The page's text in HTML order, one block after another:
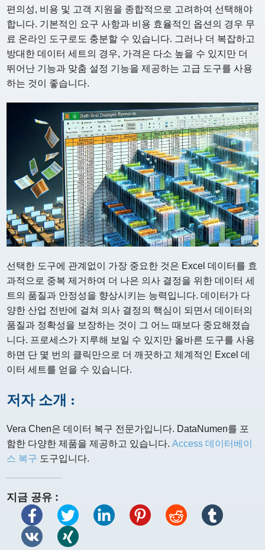
편의성, 비용 및 고객 지원을 종합적으로 고려하여 선택해야
합니다. 기본적인 요구 사항과 비용 효율적인 옵션의 경우 무
료 온라인 도구로도 충분할 수 있습니다. 그러나 더 복잡하고
방대한 데이터 세트의 경우, 가격은 다소 높을 수 있지만 더
뛰어난 기능과 ​​맞춤 설정 기능을 제공하는 고급 도구를 사용
하는 것이 좋습니다.
선택한 도구에 관계없이 가장 중요한 것은 Excel 데이터를 효
과적으로 중복 제거하여 더 나은 의사 결정을 위한 데이터 세
트의 품질과 안정성을 향상시키는 능력입니다. 데이터가 다
양한 산업 전반에 걸쳐 의사 결정의 핵심이 되면서 데이터의
품질과 정확성을 보장하는 것이 그 어느 때보다 중요해졌습
니다. 프로세스가 지루해 보일 수 있지만 올바른 도구를 사용
하면 단 몇 번의 클릭만으로 더 깨끗하고 체계적인 Excel 데
이터 세트를 얻을 수 있습니다.
저자 소개 :
Vera Chen은 데이터 복구 전문가입니다. DataNumen를 포
함한 다양한 제품을 제공하고 있습니다.Access 데이터베이
스 복구 도구입니다.
지금 공유 :